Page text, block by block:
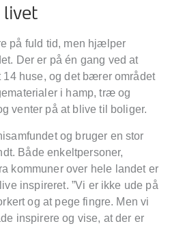
livet
på fuld tid, men hjælper
Der er på én gang ved at
huse, og det bærer området
i hamp, træ og
venter på at blive til boliger.
og bruger en stor
Både enkeltpersoner,
kommuner over hele landet er
inspireret. ”Vi er ikke ude på
og at pege fingre. Men vi
inspirere og vise, at der er